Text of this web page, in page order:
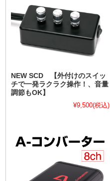
NEW SCD 【外付けのスイッ
チで一発ラクラク操作！、音量
調節もOK】
¥9,500(税込)